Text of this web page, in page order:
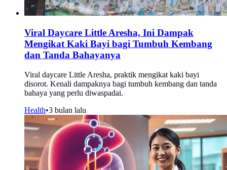
Viral Daycare Little Aresha, Ini Dampak
Mengikat Kaki Bayi bagi Tumbuh Kembang
dan Tanda Bahayanya
Viral daycare Little Aresha, praktik mengikat kaki bayi
disorot. Kenali dampaknya bagi tumbuh kembang dan tanda
bahaya yang perlu diwaspadai.
Health•3 bulan lalu